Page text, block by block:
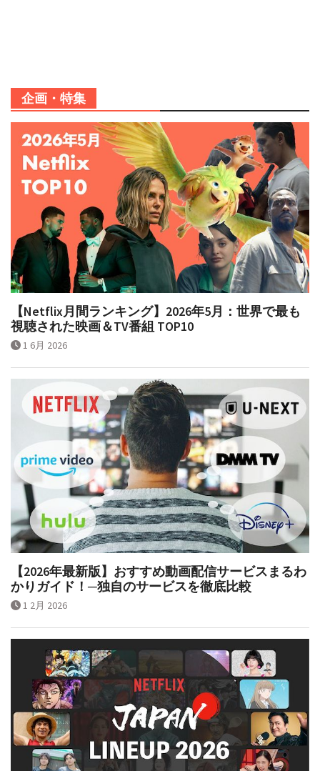
企画・特集
【Netflix月間ランキング】2026年5月：世界で最も
視聴された映画＆TV番組 TOP10
1 6月 2026
【2026年最新版】おすすめ動画配信サービスまるわ
かりガイド！─独自のサービスを徹底比較
1 2月 2026